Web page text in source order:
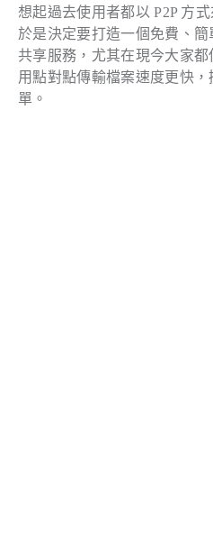
想起過去使用者都以 P2P 方
於是決定要打造一個免費、
共享服務，尤其在現今大家都
用點對點傳輸檔案速度更快，
單。